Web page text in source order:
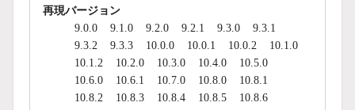
再現バージョン
9.0.0
9.1.0 9.2.0 9.2.1 9.3.0
9.3.1
9.3.2
9.3.3 10.0.0 10.0.1 10.0.2
10.1.0
10.1.2
10.2.0 10.3.0 10.4.0
10.5.0
10.6.0
10.6.1 10.7.0 10.8.0
10.8.1
10.8.2
10.8.3 10.8.4 10.8.5
10.8.6